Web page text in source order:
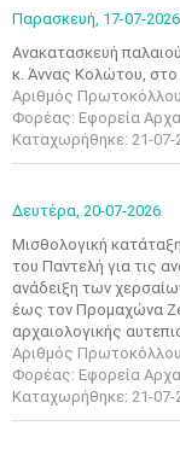
Παρασκευή, 17-07-2026
Ανακατασκευή
κ. Άννας Κολώτου, στο
Αριθμός
Φορέας: Εφορεία
Καταχωρήθηκε: 21-07-
Δευτέρα, 20-07-2026
Μισθολογική
του Παντελή για τις
ανάδειξη των
έως τον Προμαχώνα
αρχαιολογικής
Αριθμός
Φορέας: Εφορεία
Καταχωρήθηκε: 21-07-